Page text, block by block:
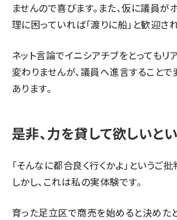
ませんので喜びます。また、仮に議員
理に困っていれば「渡りに船」と歓迎され
ネット言論でイニシアチブをとってもリ
変わりませんが、議員へ進言すること
あります。
是非、力を貸して欲しいと
「そんなに都合良く行くかよ」というご批
しかし、これは私の実体験です。
育った足立区で商売を始めると決めた